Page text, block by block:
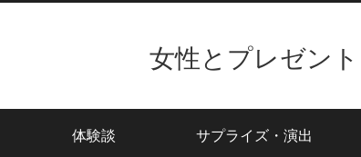
女性とプレゼント
体験談 サプライズ・演出